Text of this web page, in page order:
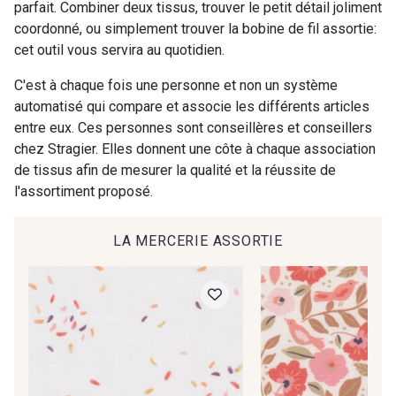
03735 - Framboise givrée 42 - Cayenne
43 - Jaune Safran 44 - Bleu Jeans clair
45 - Menthe 46 - Rose Zéphyr
60 - Noir
39 - Rubis 40 - Marine clair
parfait. Combiner deux tissus, trouver le petit détail joliment
coordonné, ou simplement trouver la bobine de fil assortie:
cet outil vous servira au quotidien.
C'est à chaque fois une personne et non un système
automatisé qui compare et associe les différents articles
entre eux. Ces personnes sont conseillères et conseillers
chez Stragier. Elles donnent une côte à chaque association
de tissus afin de mesurer la qualité et la réussite de
l'assortiment proposé.
LA MERCERIE ASSORTIE
commande !
Pour vous, couture rime avec détente ?
Recevez chaque semaine un clin d’œil rempli de
nouveautés, d’inspirations et de promotions.
Je m'abonne à la newsletter